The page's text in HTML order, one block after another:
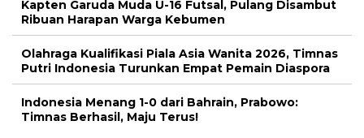
Kapten Garuda Muda U-16 Futsal, Pulang Disambut
Ribuan Harapan Warga Kebumen
Olahraga Kualifikasi Piala Asia Wanita 2026, Timnas
Putri Indonesia Turunkan Empat Pemain Diaspora
Indonesia Menang 1-0 dari Bahrain, Prabowo:
Timnas Berhasil, Maju Terus!